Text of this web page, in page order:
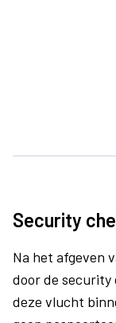
Security
Na het afgeven
door de security
deze vlucht